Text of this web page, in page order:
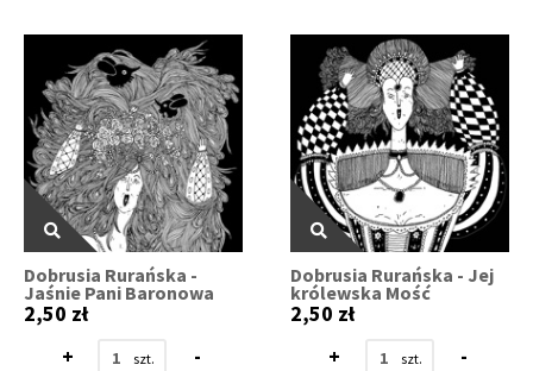
Dobrusia Rurańska -
Jaśnie Pani Baronowa
2,50 zł
+
-
Dobrusia Rurańska - Jej
królewska Mość
2,50 zł
+
-